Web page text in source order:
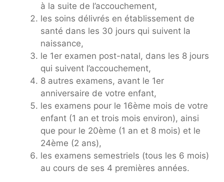
à la suite de l’accouchement,
les soins délivrés en établissement de
santé dans les 30 jours qui suivent la
naissance,
le 1er examen post-natal, dans les 8 jours
qui suivent l’accouchement,
8 autres examens, avant le 1er
anniversaire de votre enfant,
les examens pour le 16ème mois de votre
enfant (1 an et trois mois environ), ainsi
que pour le 20ème (1 an et 8 mois) et le
24ème (2 ans),
les examens semestriels (tous les 6 mois)
au cours de ses 4 premières années.